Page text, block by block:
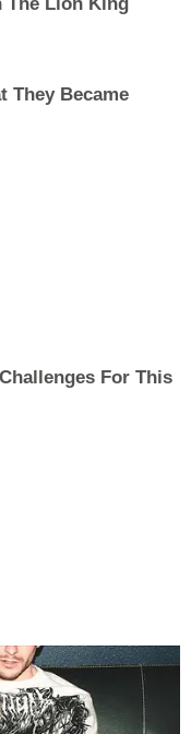
They Became
For This